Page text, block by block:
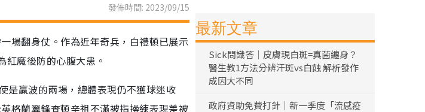
發佈時間: 2023/09/15
場翻身仗。作為近年奇兵，白禮頓已展示
魔後防的心腹大患。
是贏波的兩場，總體表現仍不獲球迷收
格蘭翼鋒查頓辛祖不滿被指操練表現差被
最新文章
Sick問識答｜皮膚現白斑=真菌纏身？
醫生教1方法分辨汗斑vs白蝕 解析發作
成因大不同
政府資助免費打針｜新一季度「流感疫